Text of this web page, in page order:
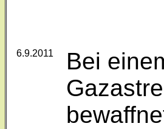
6.9.2011
Bei